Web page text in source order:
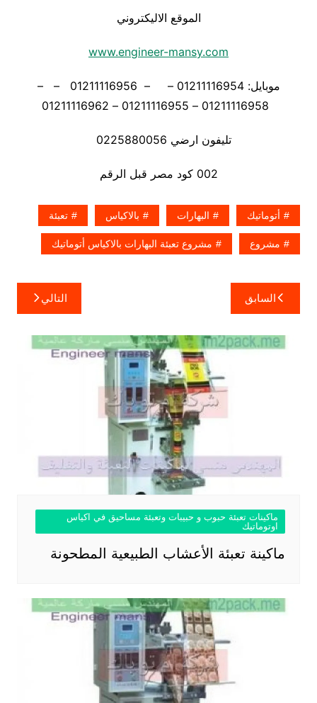
الموقع الاليكتروني
www.engineer-mansy.com
موبايل: 01211116954 – – 01211116956 – –
تليفون ارضي 0225880056
002 كود مصر قبل الرقم
أتوماتيك البهارات بالاكياس تعبئة
مشروع مشروع تعبئة البهارات بالاكياس أتوماتيك
تصفّح
المقالات
السابق التالي
ماكينات تعبئة حبوب و حبيبات وتعبئة مساحيق في اكياس
اوتوماتيك
ماكينة تعبئة الأعشاب الطبيعية المطحونة